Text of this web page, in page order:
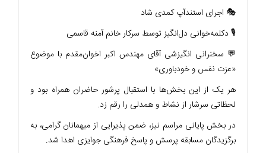
🎭 اجرای استندآپ کمدی شاد
🎙️ دکلمه‌خوانی دل‌انگیز توسط سرکار خانم آمنه قاسمی
💬 سخنرانی انگیزشی آقای مهندس اکبر اخوان‌مقدم با موضوع
«عزت نفس و خودباوری»
هر یک از این بخش‌ها با استقبال پرشور حاضران همراه بود و
لحظاتی سرشار از نشاط و همدلی را رقم زد.
در بخش پایانی مراسم نیز، ضمن پذیرایی از میهمانان گرامی، به
برگزیدگان مسابقه پرسش و پاسخ فرهنگی جوایزی اهدا شد.